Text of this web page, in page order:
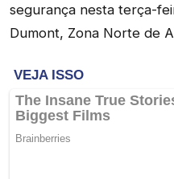
segurança nesta terça-
Dumont, Zona Norte de